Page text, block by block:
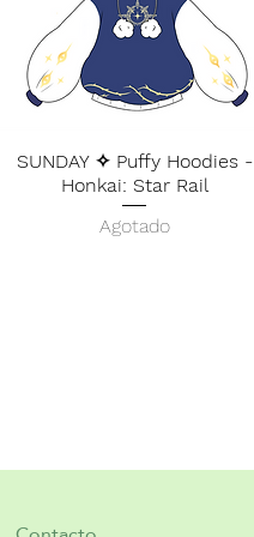
SUNDAY ✧ Puffy Hoodies -
Honkai: Star Rail
Agotado